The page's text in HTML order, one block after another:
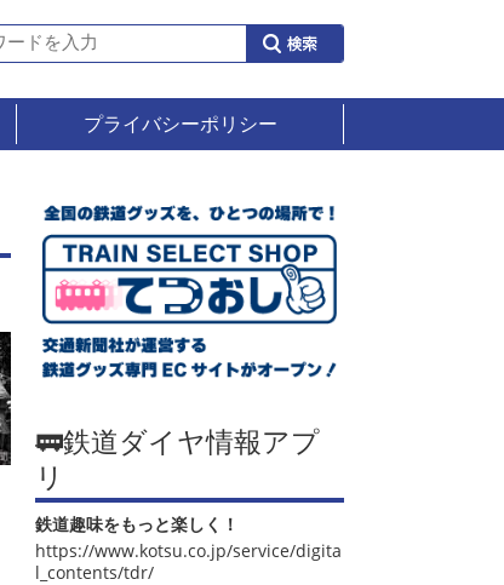
プライバシーポリシー
🚃鉄道ダイヤ情報アプ
リ
鉄道趣味をもっと楽しく！
https://www.kotsu.co.jp/service/digita
l_contents/tdr/